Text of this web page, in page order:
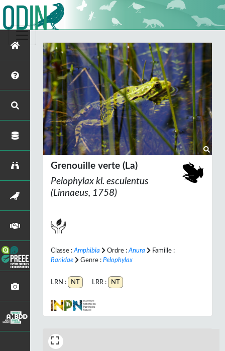
Grenouille verte (La)
Pelophylax kl. esculentus
(Linnaeus, 1758)
Classe : Amphibia Ordre : Anura
Famille :
Ranidae
Genre : Pelophylax
LRN : NT LRR : NT